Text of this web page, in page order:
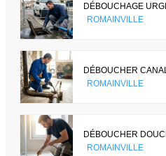
DÉBOUCHAGE
ROMAINVILLE
DÉBOUCHER
ROMAINVILLE
DÉBOUCHER
ROMAINVILLE